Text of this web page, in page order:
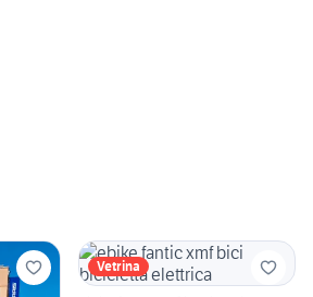
Vetrina